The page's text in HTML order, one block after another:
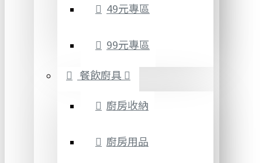
49元專區
99元專區
餐飲廚具
廚房收納
廚房用品